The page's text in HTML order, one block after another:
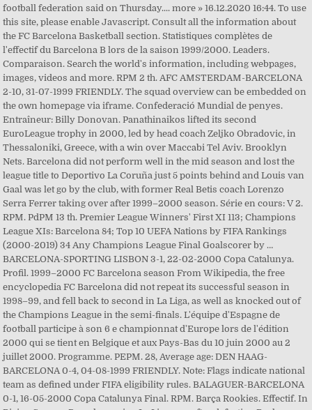
football federation said on Thursday.... more » 16.12.2020 16:44. To use
this site, please enable Javascript. Consult all the information about
the FC Barcelona Basketball section. Statistiques complètes de
l'effectif du Barcelona B lors de la saison 1999/2000. Leaders.
Comparaison. Search the world's information, including webpages,
images, videos and more. RPM 2 th. AFC AMSTERDAM-BARCELONA
2-10, 31-07-1999 FRIENDLY. The squad overview can be embedded on
the own homepage via iframe. Confederació Mundial de penyes.
Entraîneur: Billy Donovan. Panathinaikos lifted its second
EuroLeague trophy in 2000, led by head coach Zeljko Obradovic, in
Thessaloniki, Greece, with a win over Maccabi Tel Aviv. Brooklyn
Nets. Barcelona did not perform well in the mid season and lost the
league title to Deportivo La Coruña just 5 points behind and Louis van
Gaal was let go by the club, with former Real Betis coach Lorenzo
Serra Ferrer taking over after 1999–2000 season. Série en cours: V 2.
RPM. PdPM 13 th. Premier League Winners' First XI 113; Champions
League XIs: Barcelona 84; Top 10 UEFA Nations by FIFA Rankings
(2000-2019) 34 Any Champions League Final Goalscorer by …
BARCELONA-SPORTING LISBON 3-1, 22-02-2000 Copa Catalunya.
Profil. 1999–2000 FC Barcelona season From Wikipedia, the free
encyclopedia FC Barcelona did not repeat its successful season in
1998–99, and fell back to second in La Liga, as well as knocked out of
the Champions League in the semi-finals. L'équipe d'Espagne de
football participe à son 6 e championnat d'Europe lors de l'édition
2000 qui se tient en Belgique et aux Pays-Bas du 10 juin 2000 au 2
juillet 2000. Programme. PEPM. 28, Average age: DEN HAAG-
BARCELONA 0-4, 04-08-1999 FRIENDLY. Note: Flags indicate national
team as defined under FIFA eligibility rules. BALAGUER-BARCELONA
0-1, 16-05-2000 Copa Catalunya Final. RPM. Barça Rookies. Effectif. In